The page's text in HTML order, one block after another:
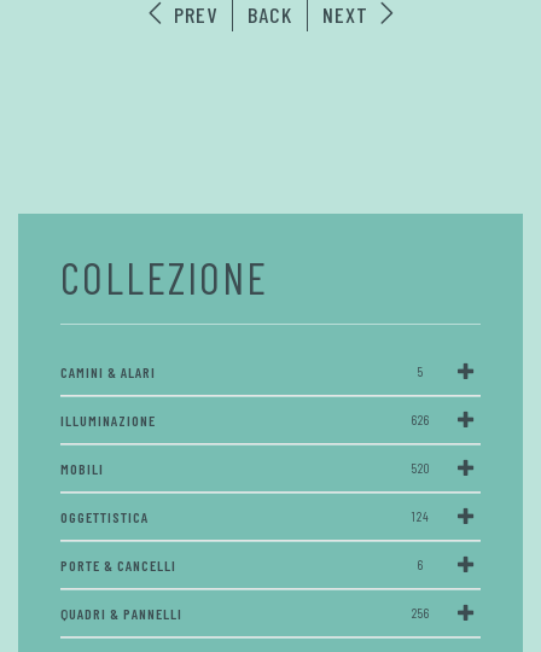
PREV BACK NEXT
COLLEZIONE
CAMINI & ALARI 5
ILLUMINAZIONE 626
MOBILI 520
OGGETTISTICA 124
PORTE & CANCELLI 6
QUADRI & PANNELLI 256